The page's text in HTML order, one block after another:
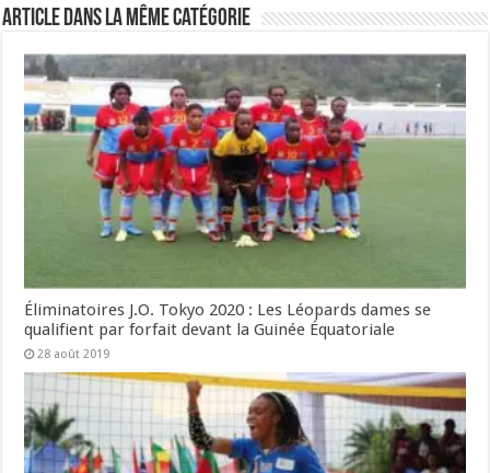
Article dans la même catégorie
Éliminatoires J.O. Tokyo 2020 : Les Léopards dames se
qualifient par forfait devant la Guinée Équatoriale
28 août 2019